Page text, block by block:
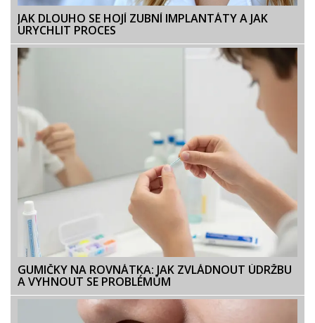
JAK DLOUHO SE HOJÍ ZUBNÍ IMPLANTÁTY A JAK
URYCHLIT PROCES
GUMIČKY NA ROVNÁTKA: JAK ZVLÁDNOUT ÚDRŽBU
A VYHNOUT SE PROBLÉMŮM